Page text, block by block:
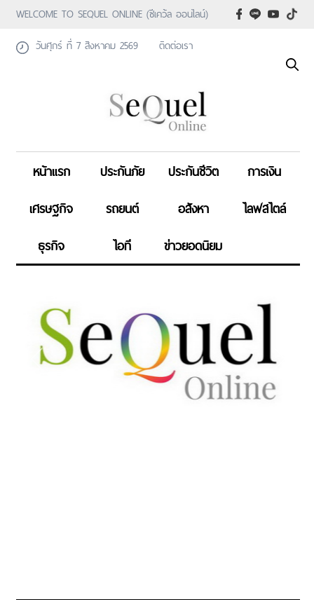
WELCOME TO SEQUEL ONLINE (ซีเคว้ล ออนไลน์)
วันศุกร์ ที่ 7 สิงหาคม 2569
ติดต่อเรา
หน้าแรก ประกันภัย ประกันชีวิต
การเงิน
เศรษฐกิจ
รถยนต์ อสังหา
ไลฟสไตล์
ธุรกิจ
ไอที ข่าวยอดนิยม